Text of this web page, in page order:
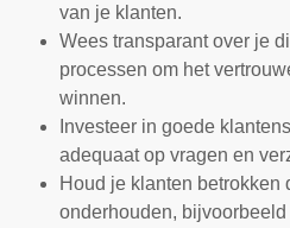
van je klanten.
Wees transparant over je
processen om het
winnen.
Investeer in goede
adequaat op vragen en
Houd je klanten betrokken
onderhouden,